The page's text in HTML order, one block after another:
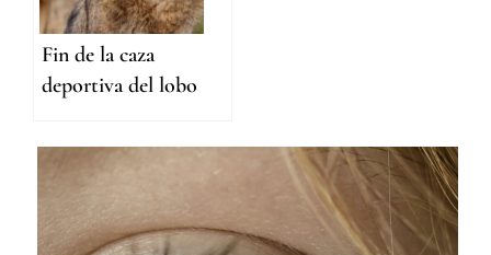
Fin de la caza
deportiva del lobo